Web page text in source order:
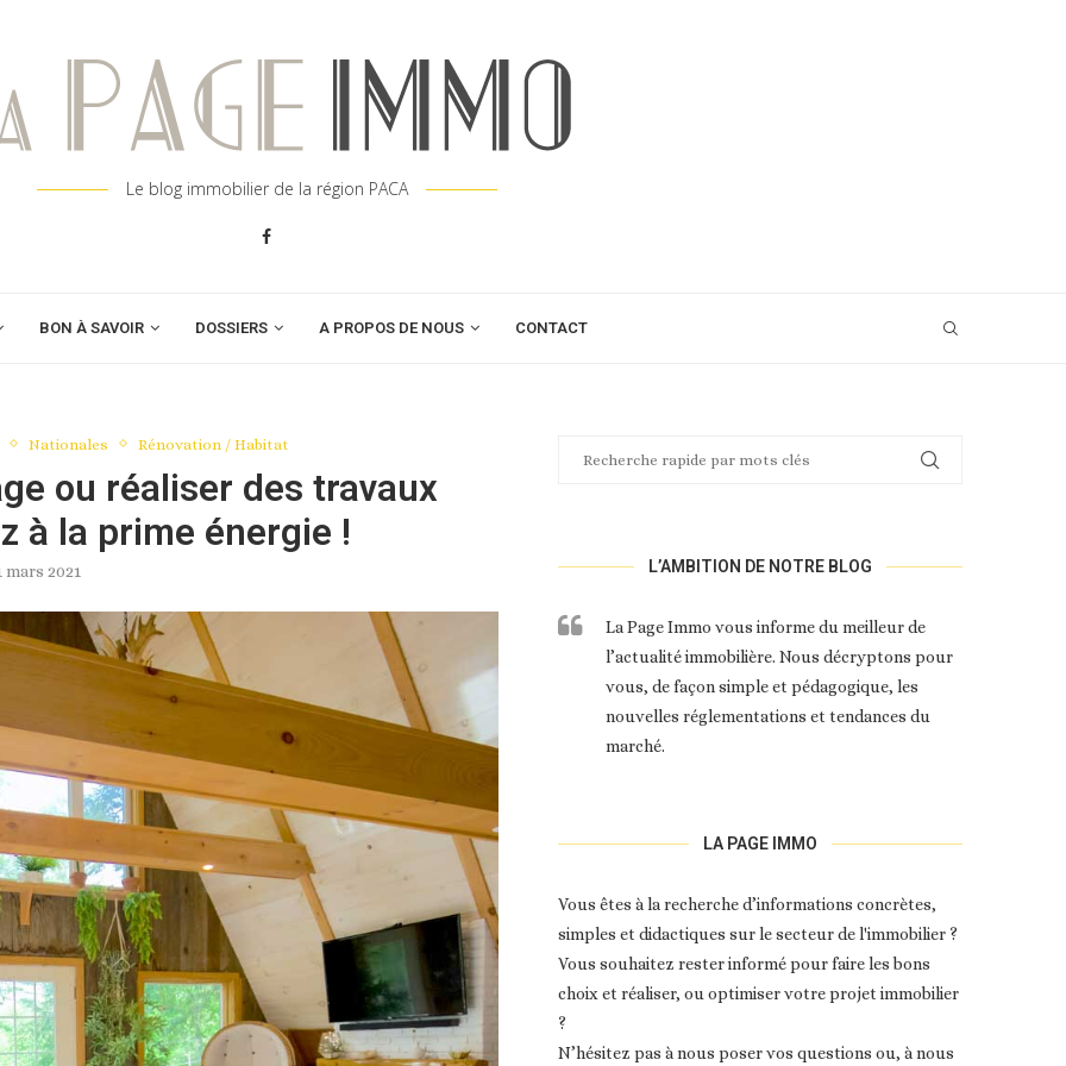
Le blog immobilier de la région PACA
BON À SAVOIR DOSSIERS A PROPOS DE NOUS CONTACT
Nationales Rénovation / Habitat
ou réaliser des travaux
à la prime énergie !
mars 2021 L’AMBITION DE NOTRE BLOG
La Page Immo vous informe du meilleur de
l’actualité immobilière. Nous décryptons pour
vous, de façon simple et pédagogique, les
nouvelles réglementations et tendances du
marché.
LA PAGE IMMO
Vous êtes à la recherche d’informations concrètes,
simples et didactiques sur le secteur de l'immobilier ?
Vous souhaitez rester informé pour faire les bons
choix et réaliser, ou optimiser votre projet immobilier
?
N’hésitez pas à nous poser vos questions ou, à nous